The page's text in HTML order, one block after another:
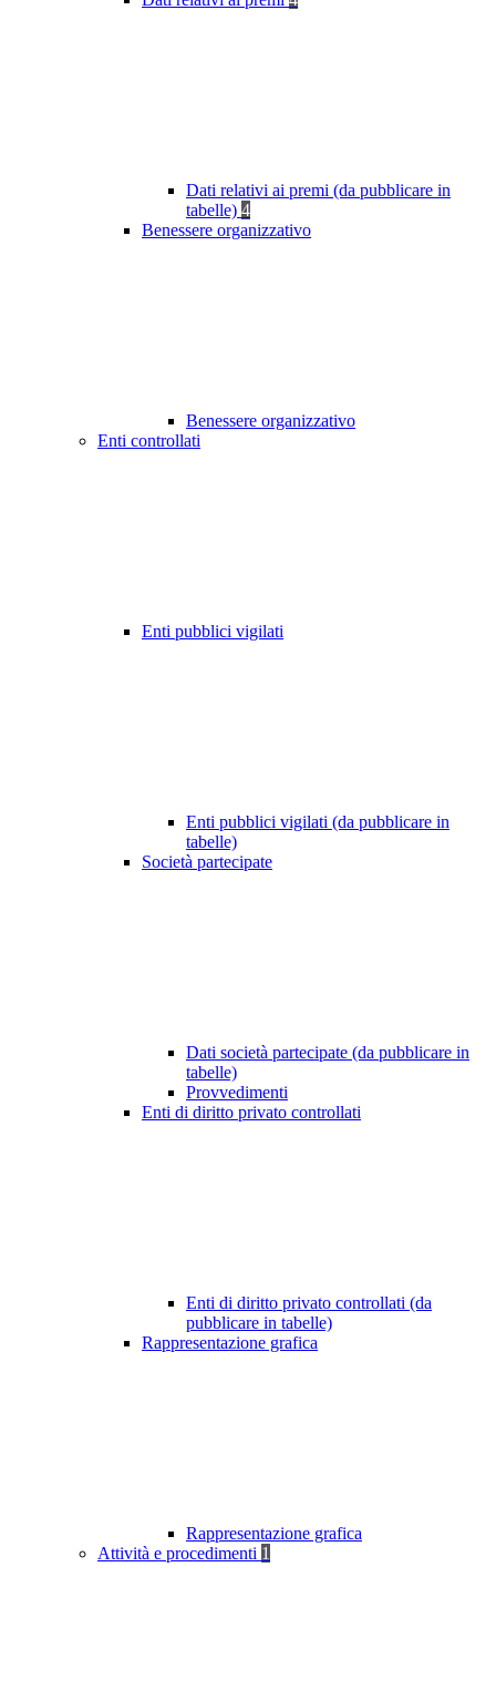
Dati relativi ai premi (da pubblicare in
tabelle) 4
Benessere organizzativo
Benessere organizzativo
Enti controllati
Enti pubblici vigilati
Enti pubblici vigilati (da pubblicare in
tabelle)
Società partecipate
Dati società partecipate (da pubblicare in
tabelle)
Provvedimenti
Enti di diritto privato controllati
Enti di diritto privato controllati (da
pubblicare in tabelle)
Rappresentazione grafica
Rappresentazione grafica
Attività e procedimenti 1